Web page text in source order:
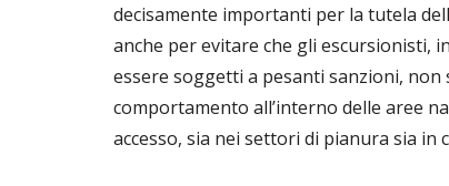
decisamente importanti per la tutela
anche per evitare che gli escursionisti,
essere soggetti a pesanti sanzioni,
comportamento all’interno delle aree
accesso, sia nei settori di pianura sia in